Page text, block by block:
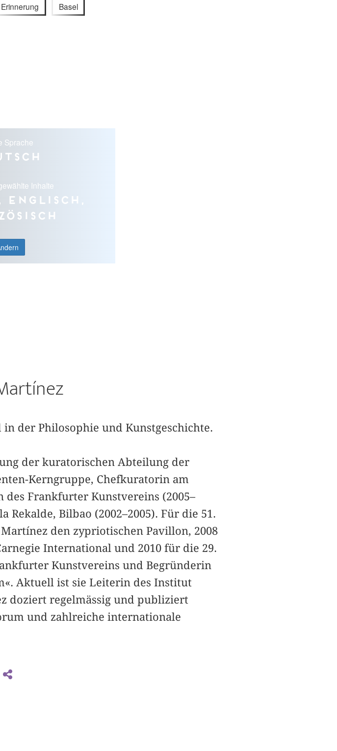
Erinnerung Basel
Sprache
Inhalte
Englisch,
der Philosophie und Kunstgeschichte.
der kuratorischen Abteilung der
Kerngruppe, Chefkuratorin am
des Frankfurter Kunstvereins (2005–
Bilbao (2002–2005). Für die 51.
den zypriotischen Pavillon, 2008
International und 2010 für die 29.
Kunstvereins und Begründerin
Aktuell ist sie Leiterin des Institut
doziert regelmässig und publiziert
und zahlreiche internationale